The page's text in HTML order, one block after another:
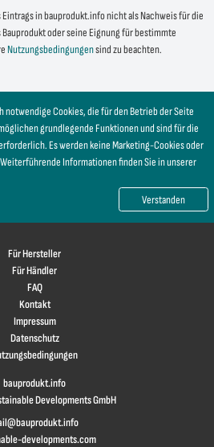
in bauprodukt.info nicht als Nachweis für die
oder seine Eignung für bestimmte
Nutzungsbedingungensind zu beachten.
Cookies, die für den Betrieb der Seite
grundlegende Funktionen und sind für die
Es werden keine Marketing-Cookies oder
Informationen finden Sie in unserer
Verstanden
Für Hersteller
Für Händler
FAQ
Kontakt
Impressum
Datenschutz
bauprodukt.info
Developments GmbH
developments.com